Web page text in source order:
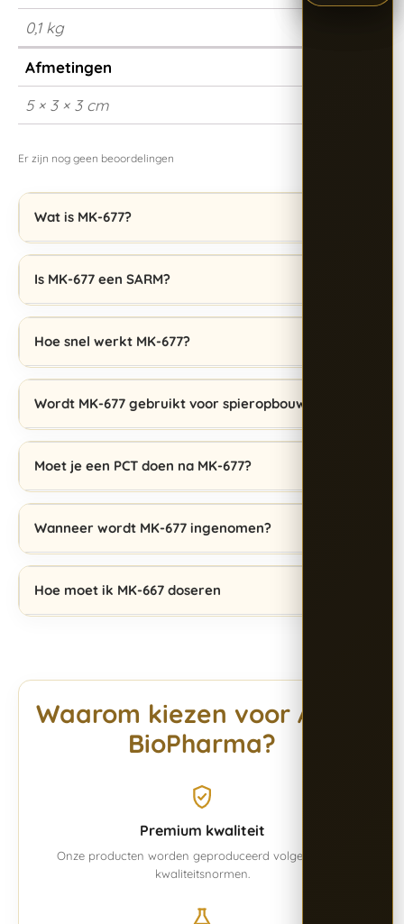
0,1 kg
Afmetingen
5 × 3 × 3 cm
Er zijn nog geen beoordelingen
Wat is MK-677?
Is MK-677 een SARM?
Hoe snel werkt MK-677?
Wordt MK-677 gebruikt voor spieropbouw?
Moet je een PCT doen na MK-677?
Wanneer wordt MK-677 ingenomen?
Hoe moet ik MK-667 doseren
Waarom kiezen voor Alpha
BioPharma?
Premium kwaliteit
Onze producten worden geproduceerd volgens vaste
kwaliteitsnormen.